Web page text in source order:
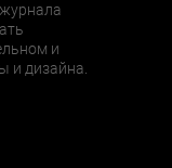
и
и дизайна.